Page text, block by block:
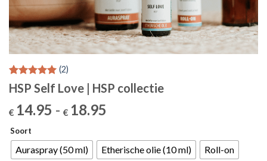
Gewaardeerd
5.00op 5
gebaseerd
op
2
(2)
HSP Self Love | HSP collectie
€ 14.95 - € 18.95
tot
€18.95
Soort
Auraspray (50 ml) Etherische olie (10 ml) Roll-on